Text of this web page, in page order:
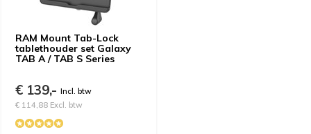
RAM Mount Tab-Lock
tablethouder set Galaxy
TAB A / TAB S Series
€ 139,- Incl. btw
€ 114,88 Excl. btw